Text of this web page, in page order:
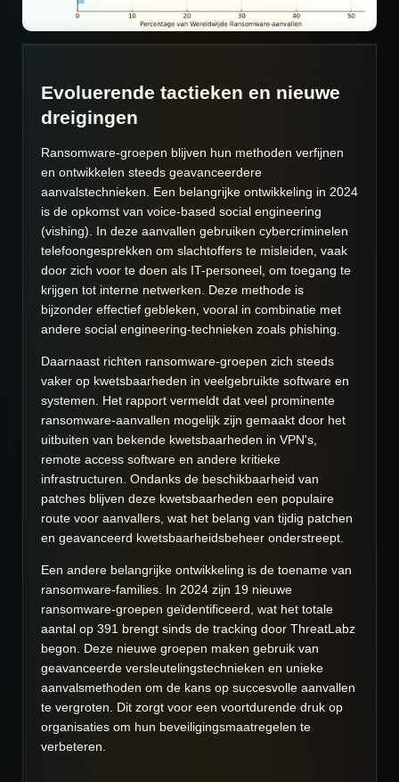
Evoluerende tactieken en nieuwe
dreigingen
Ransomware-groepen blijven hun methoden verfijnen
en ontwikkelen steeds geavanceerdere
aanvalstechnieken. Een belangrijke ontwikkeling in 2024
is de opkomst van voice-based social engineering
(vishing). In deze aanvallen gebruiken cybercriminelen
telefoongesprekken om slachtoffers te misleiden, vaak
door zich voor te doen als IT-personeel, om toegang te
krijgen tot interne netwerken. Deze methode is
bijzonder effectief gebleken, vooral in combinatie met
andere social engineering-technieken zoals phishing.
Daarnaast richten ransomware-groepen zich steeds
vaker op kwetsbaarheden in veelgebruikte software en
systemen. Het rapport vermeldt dat veel prominente
ransomware-aanvallen mogelijk zijn gemaakt door het
uitbuiten van bekende kwetsbaarheden in VPN's,
remote access software en andere kritieke
infrastructuren. Ondanks de beschikbaarheid van
patches blijven deze kwetsbaarheden een populaire
route voor aanvallers, wat het belang van tijdig patchen
en geavanceerd kwetsbaarheidsbeheer onderstreept.
Een andere belangrijke ontwikkeling is de toename van
ransomware-families. In 2024 zijn 19 nieuwe
ransomware-groepen geïdentificeerd, wat het totale
aantal op 391 brengt sinds de tracking door ThreatLabz
begon. Deze nieuwe groepen maken gebruik van
geavanceerde versleutelingstechnieken en unieke
aanvalsmethoden om de kans op succesvolle aanvallen
te vergroten. Dit zorgt voor een voortdurende druk op
organisaties om hun beveiligingsmaatregelen te
verbeteren.